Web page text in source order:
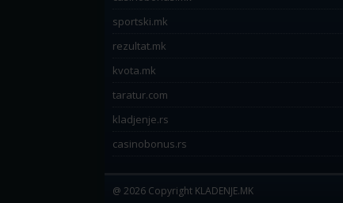
sportski.mk
rezultat.mk
kvota.mk
taratur.com
kladjenje.rs
casinobonus.rs
@ 2026 Copyright KLADENJE.MK